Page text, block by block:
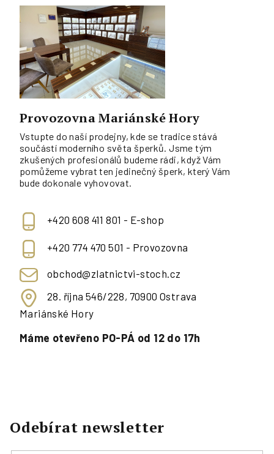
Provozovna Mariánské Hory
Vstupte do naší prodejny, kde se tradice stává
součástí moderního světa šperků. Jsme tým
zkušených profesionálů budeme rádi, když Vám
pomůžeme vybrat ten jedinečný šperk, který Vám
bude dokonale vyhovovat.
+420 608 411 801 - E-shop
+420 774 470 501 - Provozovna
obchod@zlatnictvi-stoch.cz
28. října 546/228, 70900 Ostrava
Mariánské Hory
Máme otevřeno PO-PÁ od 12 do 17h
Odebírat newsletter